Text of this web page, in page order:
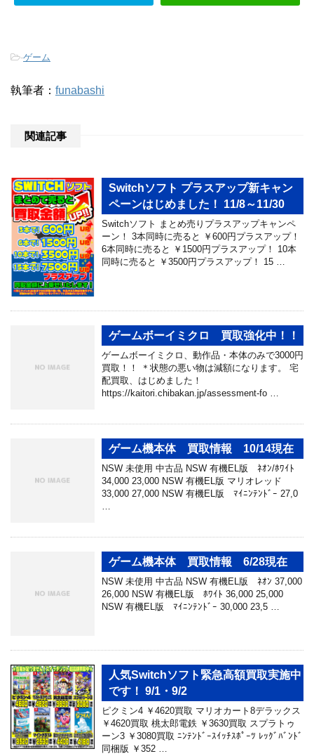
-ゲーム
執筆者： funabashi
関連記事
Switchソフト プラスアップ新キャン
ペーンはじめました！ 11/8～11/30
Switchソフト まとめ売りプラスアップキャンペ
ーン！ 3本同時に売ると ￥600円プラスアップ！
6本同時に売ると ￥1500円プラスアップ！ 10本
同時に売ると ￥3500円プラスアップ！ 15 …
ゲームボーイミクロ 買取強化中！！
ゲームボーイミクロ、動作品・本体のみで3000円
買取！！ ＊状態の悪い物は減額になります。 宅
配買取、はじめました！
https://kaitori.chibakan.jp/assessment-fo …
ゲーム機本体 買取情報 10/14現在
NSW 未使用 中古品 NSW 有機EL版 ﾈｵﾝ/ﾎﾜｲﾄ
34,000 23,000 NSW 有機EL版 マリオレッド
33,000 27,000 NSW 有機EL版 ﾏｲﾆﾝﾃﾝﾄﾞｰ 27,0
…
ゲーム機本体 買取情報 6/28現在
NSW 未使用 中古品 NSW 有機EL版 ﾈｵﾝ 37,000
26,000 NSW 有機EL版 ﾎﾜｲﾄ 36,000 25,000
NSW 有機EL版 ﾏｲﾆﾝﾃﾝﾄﾞｰ 30,000 23,5 …
人気Switchソフト緊急高額買取実施中
です！ 9/1・9/2
ピクミン4 ￥4620買取 マリオカート8デラックス
￥4620買取 桃太郎電鉄 ￥3630買取 スプラトゥ
ーン3 ￥3080買取 ﾆﾝﾃﾝﾄﾞｰｽｲｯﾁｽﾎﾟｰﾂ ﾚｯｸﾞﾊﾞﾝﾄﾞ
同梱版 ￥352 …